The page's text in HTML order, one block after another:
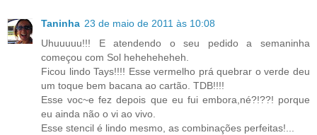
Taninha 23 de maio de 2011 às 10:08
Uhuuuuu!!! E atendendo o seu pedido a semaninha
começou com Sol heheheheheh.
Ficou lindo Tays!!!! Esse vermelho prá quebrar o verde deu
um toque bem bacana ao cartão. TDB!!!!
Esse voc~e fez depois que eu fui embora,né?!??! porque
eu ainda não o vi ao vivo.
Esse stencil é lindo mesmo, as combinações perfeitas!...